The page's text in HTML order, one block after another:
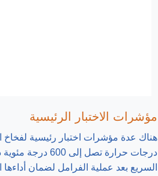
مؤشرات الاختبار الرئيسية
هناك عدة مؤشرات اختبار رئيسية لفخاخ
درجات حرارة
السريع بعد عملية الفرامل لضمان